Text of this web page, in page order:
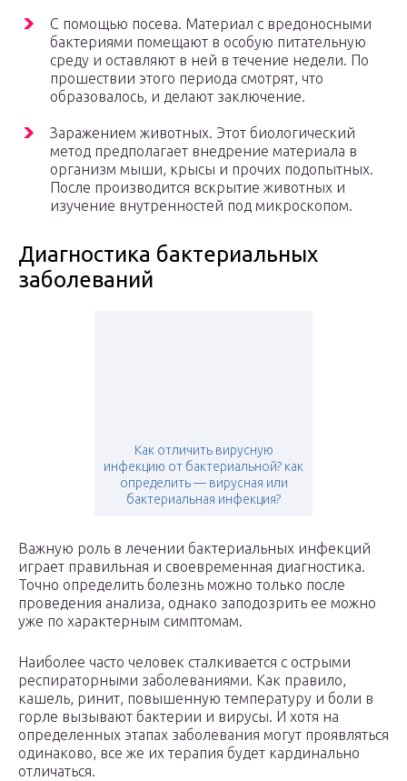
С помощью посева. Материал с вредоносными
бактериями помещают в особую питательную
среду и оставляют в ней в течение недели. По
прошествии этого периода смотрят, что
образовалось, и делают заключение.
Заражением животных. Этот биологический
метод предполагает внедрение материала в
организм мыши, крысы и прочих подопытных.
После производится вскрытие животных и
изучение внутренностей под микроскопом.
Диагностика бактериальных
заболеваний
Как отличить вирусную
инфекцию от бактериальной? как
определить — вирусная или
бактериальная инфекция?
Важную роль в лечении бактериальных инфекций
играет правильная и своевременная диагностика.
Точно определить болезнь можно только после
проведения анализа, однако заподозрить ее можно
уже по характерным симптомам.
Наиболее часто человек сталкивается с острыми
респираторными заболеваниями. Как правило,
кашель, ринит, повышенную температуру и боли в
горле вызывают бактерии и вирусы. И хотя на
определенных этапах заболевания могут проявляться
одинаково, все же их терапия будет кардинально
отличаться.